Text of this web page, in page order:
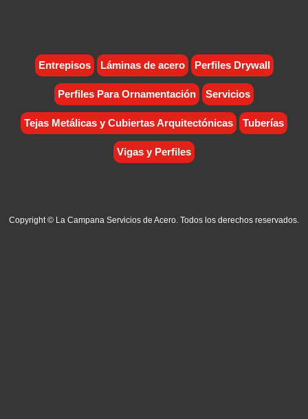
Entrepisos Láminas de acero Perfiles Drywall
Perfiles Para Ornamentación Servicios
Tejas Metálicas y Cubiertas Arquitectónicas Tuberías
Vigas y Perfiles
Copyright © La Campana Servicios de Acero. Todos los derechos reservados.